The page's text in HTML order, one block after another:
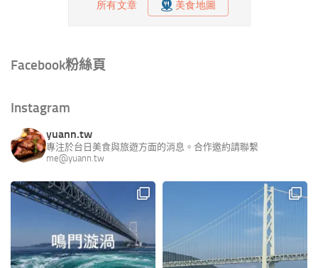
Facebook粉絲頁
Instagram
yuann.tw
專注於台日美食與旅遊方面的消息。合作邀約請聯繫
me@yuann.tw